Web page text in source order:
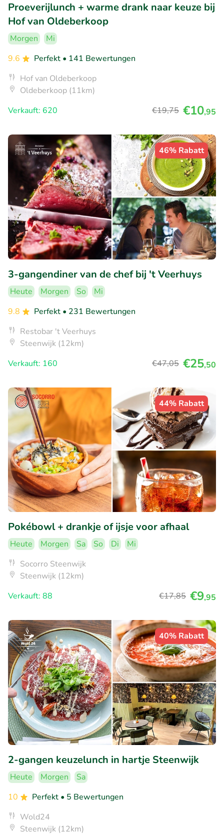
Proeverijlunch + warme drank naar keuze bij
Hof van Oldeberkoop
Morgen
Mi
9.6
Perfekt • 141 Bewertungen
Hof van Oldeberkoop
Oldeberkoop (11km)
Verkauft: 620
€19,75 €10,95
46% Rabatt
3-gangendiner van de chef bij 't Veerhuys
Heute Morgen So
Mi
9.8
Perfekt • 231 Bewertungen
Restobar 't Veerhuys
Steenwijk (12km)
Verkauft: 160
€47,05 €25,50
44% Rabatt
Pokébowl + drankje of ijsje voor afhaal
Heute Morgen Sa So Di
Mi
Socorro Steenwijk
Steenwijk (12km)
Verkauft: 88
€17,85 €9,95
40% Rabatt
2-gangen keuzelunch in hartje Steenwijk
Heute Morgen
Sa
10
Perfekt • 5 Bewertungen
Wold24
Steenwijk (12km)